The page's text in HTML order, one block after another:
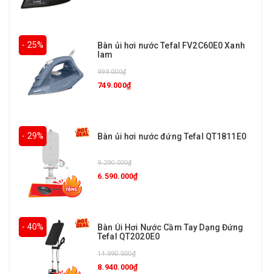
- 25%
Bàn ủi hơi nước Tefal FV2C60E0 Xanh
lam
999.000₫
749.000₫
- 29% Bàn ủi hơi nước đứng Tefal QT1811E0
9.290.000₫
6.590.000₫
- 40%
Bàn Ủi Hơi Nước Cầm Tay Dạng Đứng
Tefal QT2020E0
14.990.000₫
8.940.000₫